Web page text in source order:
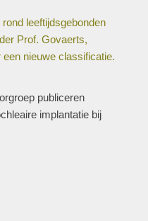
leeftijdsgebonden
Prof. Govaerts,
nieuwe classificatie.
publiceren
implantatie bij